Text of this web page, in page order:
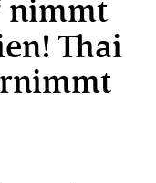
nimmt
Thai